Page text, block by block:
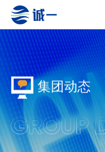
关于我们
企业概况
发展历程
全案服务
全球原料直供
多维产品提案
集团动态